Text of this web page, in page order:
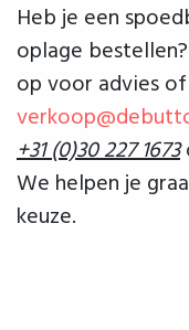
Heb je een
oplage
op voor advies
+31 (0)30 227 1673
We helpen je
keuze.